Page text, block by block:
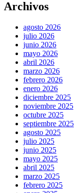
Archivos
agosto 2026
julio 2026
junio 2026
mayo 2026
abril 2026
marzo 2026
febrero 2026
enero 2026
diciembre 2025
noviembre 2025
octubre 2025
septiembre 2025
agosto 2025
julio 2025
junio 2025
mayo 2025
abril 2025
marzo 2025
febrero 2025